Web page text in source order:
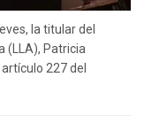
la titular del
(LLA), Patricia
227 del